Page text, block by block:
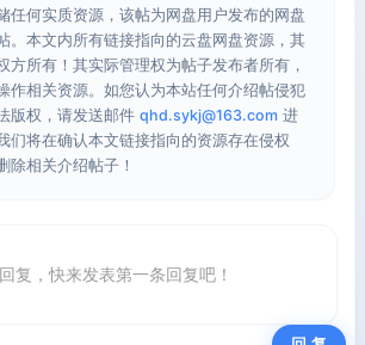
任何实质资源，该帖为网盘用户发布的网盘
。本文内所有链接指向的云盘网盘资源，其
方所有！其实际管理权为帖子发布者所有，
作相关资源。如您认为本站任何介绍帖侵犯
版权，请发送邮件 qhd.sykj@163.com 进
们将在确认本文链接指向的资源存在侵权
除相关介绍帖子！
复，快来发表第一条回复吧！